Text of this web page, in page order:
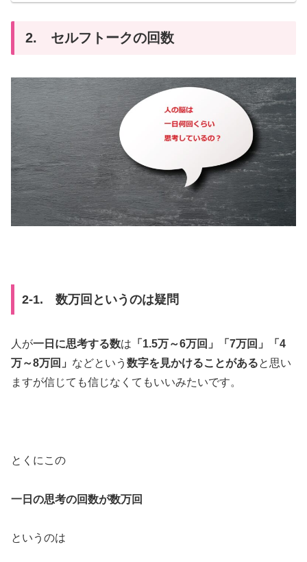
2. セルフトークの回数
2-1. 数万回というのは疑問
人が一日に思考する数は 「1.5万～6万回」「7万回」「4
万～8万回」 などという 数字を見かけることがあると思い
ますが信じても信じなくてもいいみたいです。
とくにこの
一日の思考の回数が数万回
というのは